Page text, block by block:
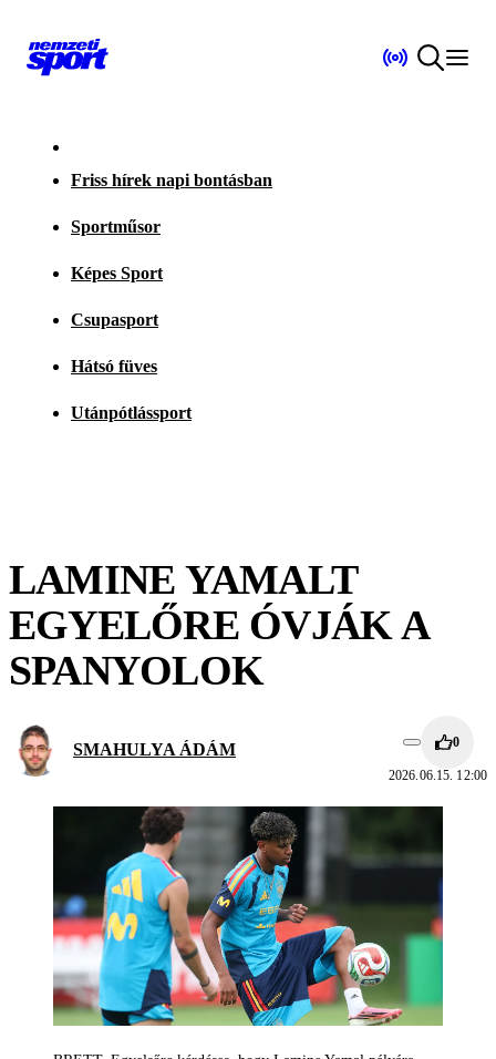
Friss hírek napi bontásban
Sportműsor
Képes Sport
Csupasport
Hátsó füves
Utánpótlássport
LAMINE YAMALT
EGYELŐRE ÓVJÁK A
SPANYOLOK
SMAHULYA ÁDÁM 0
2026.06.15. 12:00